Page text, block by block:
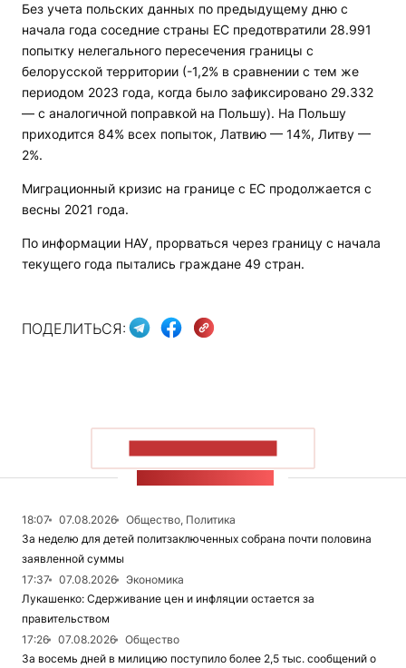
Без учета польских данных по предыдущему дню с
начала года соседние страны ЕС предотвратили 28.991
попытку нелегального пересечения границы с
белорусской территории (-1,2% в сравнении с тем же
периодом 2023 года, когда было зафиксировано 29.332
— с аналогичной поправкой на Польшу). На Польшу
приходится 84% всех попыток, Латвию — 14%, Литву —
2%.
Миграционный кризис на границе с ЕС продолжается с
весны 2021 года.
По информации НАУ, прорваться через границу с начала
текущего года пытались граждане 49 стран.
ПОДЕЛИТЬСЯ:
18:07 07.08.2026
Общество, Политика
За неделю для детей политзаключенных собрана почти половина
заявленной суммы
17:37
07.08.2026
Экономика
Лукашенко: Сдерживание цен и инфляции остается за
правительством
17:26
07.08.2026
Общество
За восемь дней в милицию поступило более 2,5 тыс. сообщений о